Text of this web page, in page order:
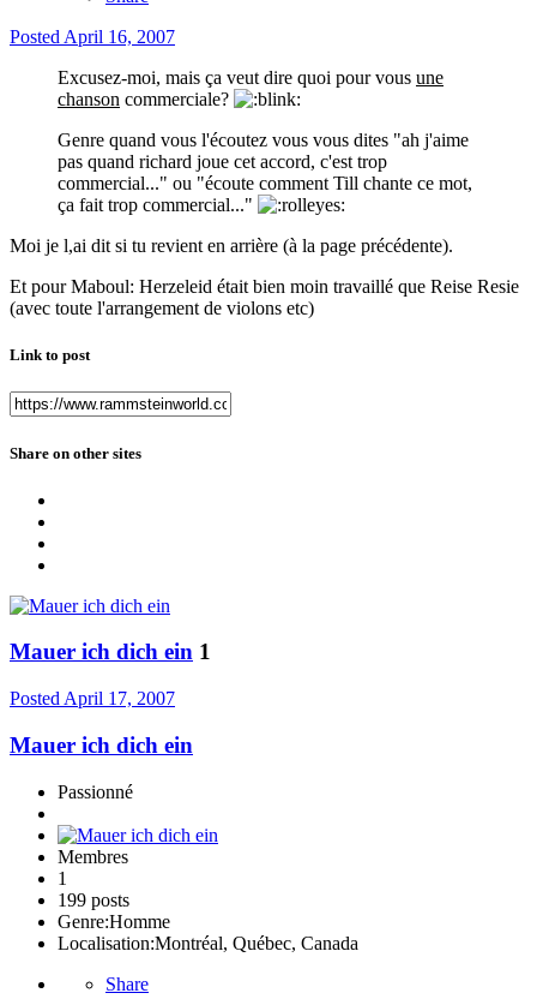
Posted April 16, 2007
Excusez-moi, mais ça veut dire quoi pour vous une
chanson commerciale?
Genre quand vous l'écoutez vous vous dites "ah j'aime
pas quand richard joue cet accord, c'est trop
commercial..." ou "écoute comment Till chante ce mot,
ça fait trop commercial..."
Moi je l,ai dit si tu revient en arrière (à la page précédente).
Et pour Maboul: Herzeleid était bien moin travaillé que Reise Resie
(avec toute l'arrangement de violons etc)
Link to post
Share on other sites
Mauer ich dich ein 1
Posted April 17, 2007
Mauer ich dich ein
Passionné
Membres
1
199 posts
Genre:Homme
Localisation:Montréal, Québec, Canada
Share